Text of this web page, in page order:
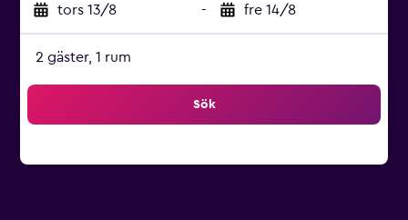
tors 13/8 - fre 14/8
2 gäster, 1 rum
Sök